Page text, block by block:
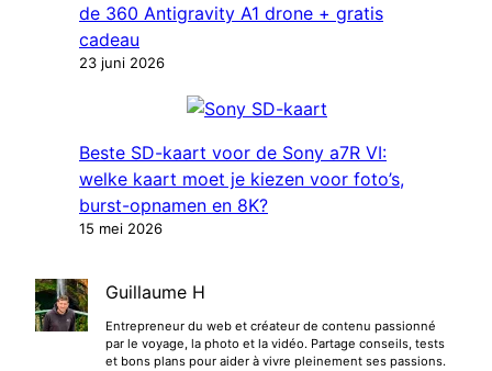
de 360 ​​​​Antigravity A1 drone + gratis
cadeau
23 juni 2026
Beste SD-kaart voor de Sony a7R VI:
welke kaart moet je kiezen voor foto’s,
burst-opnamen en 8K?
15 mei 2026
Guillaume H
Entrepreneur du web et créateur de contenu passionné
par le voyage, la photo et la vidéo. Partage conseils, tests
et bons plans pour aider à vivre pleinement ses passions.